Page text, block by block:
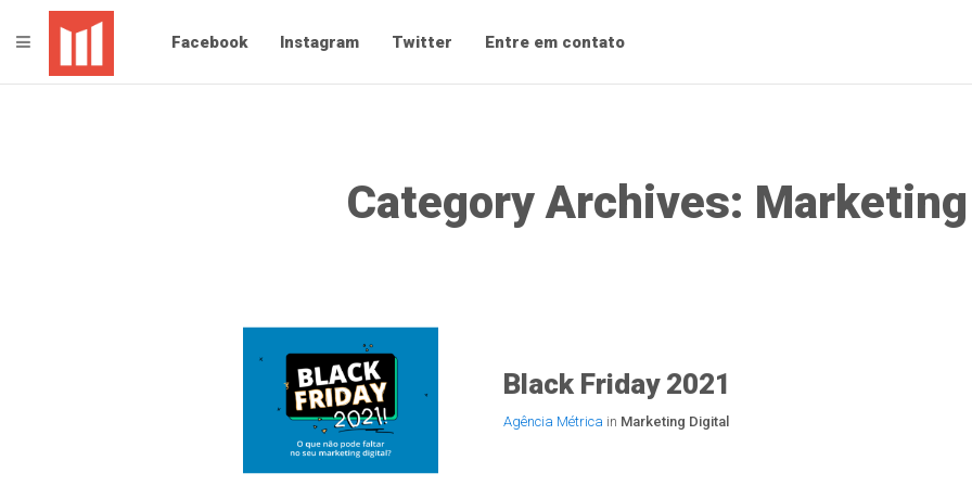
Agência Métrica
TOGGLE NAVIGATIONFacebook Instagram Twitter Entre em contato
Category Archives: Marketing
Black Friday 2021
Agência Métrica in Marketing Digital